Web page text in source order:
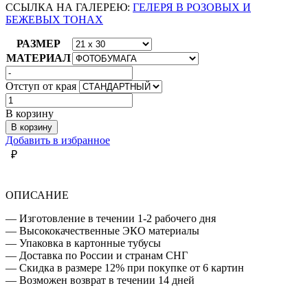
ССЫЛКА НА ГАЛЕРЕЮ: ГЕЛЕРЯ В РОЗОВЫХ И
БЕЖЕВЫХ ТОНАХ
РАЗМЕР
МАТЕРИАЛ
Отступ от края
Количество
товара
ДЕВУШКА
В
ПИЖАМЕ
В корзину
В корзину
Добавить в избранное
₽
ОПИСАНИЕ
— Изготовление в течении 1-2 рабочего дня
— Высококачественные ЭКО материалы
— Упаковка в картонные тубусы
— Доставка по России и странам СНГ
— Скидка в размере 12% при покупке от 6 картин
— Возможен возврат в течении 14 дней